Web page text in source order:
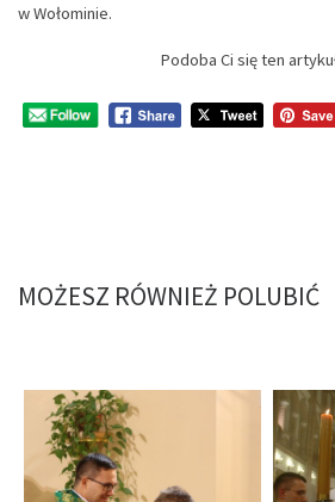
w Wołominie.
Podoba Ci się ten
MOŻESZ RÓWNIEŻ POLUBIĆ